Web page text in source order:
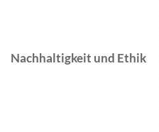
Nachhaltigkeit und Ethik